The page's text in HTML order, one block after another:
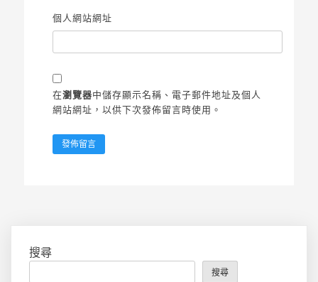
個人網站網址
在瀏覽器中儲存顯示名稱、電子郵件地址及個人
網站網址，以供下次發佈留言時使用。
搜尋
搜尋